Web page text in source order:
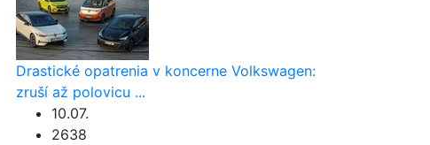
Drastické opatrenia v koncerne Volkswagen:
zruší až polovicu ...
10.07.
2638